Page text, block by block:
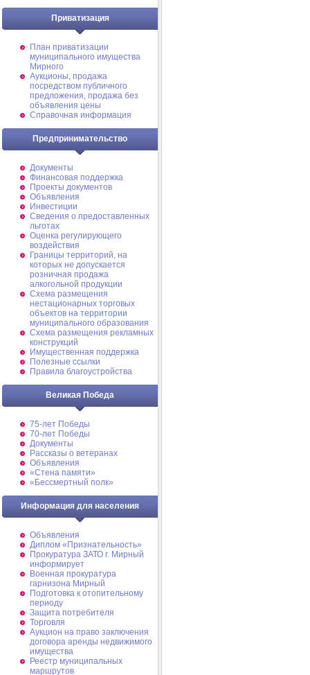
Приватизация
План приватизации
муниципального имущества
Мирного
Аукционы, продажа
посредством публичного
предложения, продажа без
объявления цены
Справочная информация
Предпринимательство
Документы
Финансовая поддержка
Проекты документов
Объявления
Инвестиции
Сведения о предоставленных
льготах
Оценка регулирующего
воздействия
Границы территорий, на
которых не допускается
розничная продажа
алкогольной продукции
Схема размещения
нестационарных торговых
объектов на территории
муниципального образования
Схема размещения рекламных
конструкций
Имущественная поддержка
Полезные ссылки
Правила благоустройства
Великая Победа
75-лет Победы
70-лет Победы
Документы
Рассказы о ветеранах
Объявления
«Стена памяти»
«Бессмертный полк»
Информация для населения
Объявления
Диплом «Признательность»
Прокуратура ЗАТО г. Мирный
информирует
Военная прокуратура
гарнизона Мирный
Подготовка к отопительному
периоду
Защита потребителя
Торговля
Аукцион на право заключения
договора аренды недвижимого
имущества
Реестр муниципальных
маршрутов